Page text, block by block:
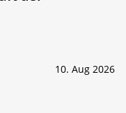
10. Aug 2026